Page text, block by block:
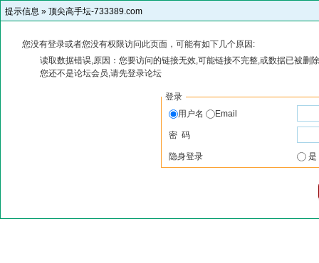
提示信息 » 顶尖高手坛-733389.com
您没有登录或者您没有权限访问此页面，可能有如下几个原因:
读取数据错误,原因：您要访问的链接无效,可能链接不完整,或数据已被删
您还不是论坛会员,请先登录论坛
登录
用户名
Email
密 码
隐身登录